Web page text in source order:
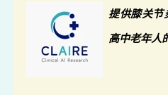
提供膝关节
高中老年人